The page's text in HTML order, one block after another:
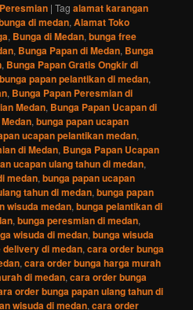
|Tag alamat karangan
di medan,Alamat Toko
, Bunga di Medan,bunga free
, Bunga Papan di Medan, Bunga
, Bunga Papan Gratis Ongkir di
bunga papan pelantikan di medan,
, Bunga Papan Peresmian di
Medan, Bunga Papan Ucapan di
,bunga papan ucapan
ucapan pelantikan medan,
di Medan, Bunga Papan Ucapan
ucapan ulang tahun di medan,
medan,bunga papan ucapan
tahun di medan,bunga papan
wisuda medan,bunga pelantikan di
,bunga peresmian di medan,
wisuda di medan,bunga wisuda
di medan,cara order bunga
,cara order bunga harga murah
di medan,cara order bunga
order bunga papan ulang tahun di
wisuda di medan,cara order